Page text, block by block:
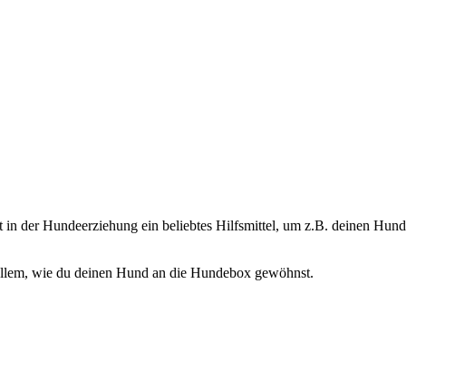
der Hundeerziehung ein beliebtes Hilfsmittel, um z.B. deinen Hund
wie du deinen Hund an die Hundebox gewöhnst.